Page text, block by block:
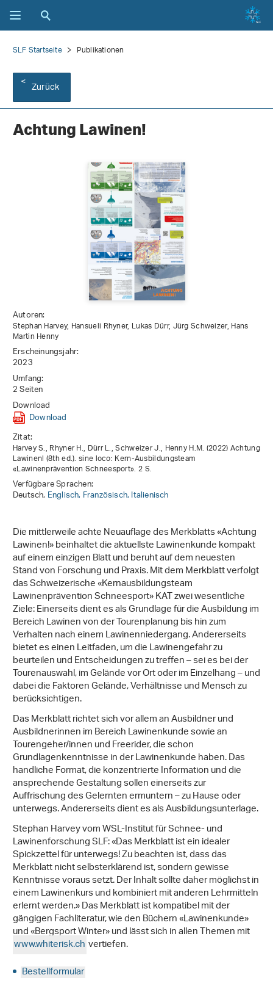
SLF Startseite Publikationen
Zurück
Achtung Lawinen!
Autoren:
Stephan Harvey, Hansueli Rhyner, Lukas Dürr, Jürg Schweizer, Hans
Martin Henny
Erscheinungsjahr:
2023
Umfang:
2 Seiten
Download
Download
Zitat:
Harvey S., Rhyner H., Dürr L., Schweizer J., Henny H.M. (2022) Achtung
Lawinen! (8th ed.). sine loco: Kern-Ausbildungsteam
«Lawinenprävention Schneesport». 2 S.
Verfügbare Sprachen:
Deutsch, Englisch, Französisch,Italienisch
Die mittlerweile achte Neuauflage des Merkblatts «Achtung
Lawinen!» beinhaltet die aktuellste Lawinenkunde kompakt
auf einem einzigen Blatt und beruht auf dem neuesten
Stand von Forschung und Praxis. Mit dem Merkblatt verfolgt
das Schweizerische «Kernausbildungsteam
Lawinenprävention Schneesport» KAT zwei wesentliche
Ziele: Einerseits dient es als Grundlage für die Ausbildung im
Bereich Lawinen von der Tourenplanung bis hin zum
Verhalten nach einem Lawinenniedergang. Andererseits
bietet es einen Leitfaden, um die Lawinengefahr zu
beurteilen und Entscheidungen zu treffen – sei es bei der
Tourenauswahl, im Gelände vor Ort oder im Einzelhang – und
dabei die Faktoren Gelände, Verhältnisse und Mensch zu
berücksichtigen.
Das Merkblatt richtet sich vor allem an Ausbildner und
Ausbildnerinnen im Bereich Lawinenkunde sowie an
Tourengeher/innen und Freerider, die schon
Grundlagenkenntnisse in der Lawinenkunde haben. Das
handliche Format, die konzentrierte Information und die
ansprechende Gestaltung sollen einerseits zur
Auffrischung des Gelernten ermuntern – zu Hause oder
unterwegs. Andererseits dient es als Ausbildungsunterlage.
Stephan Harvey vom WSL-Institut für Schnee- und
Lawinenforschung SLF: «Das Merkblatt ist ein idealer
Spickzettel für unterwegs! Zu beachten ist, dass das
Merkblatt nicht selbsterklärend ist, sondern gewisse
Kenntnisse voraus setzt. Der Inhalt sollte daher möglichst in
einem Lawinenkurs und kombiniert mit anderen Lehrmitteln
erlernt werden.» Das Merkblatt ist kompatibel mit der
gängigen Fachliteratur, wie den Büchern «Lawinenkunde»
und «Bergsport Winter» und lässt sich in allen Themen mit
www.whiterisk.chvertiefen.
Bestellformular